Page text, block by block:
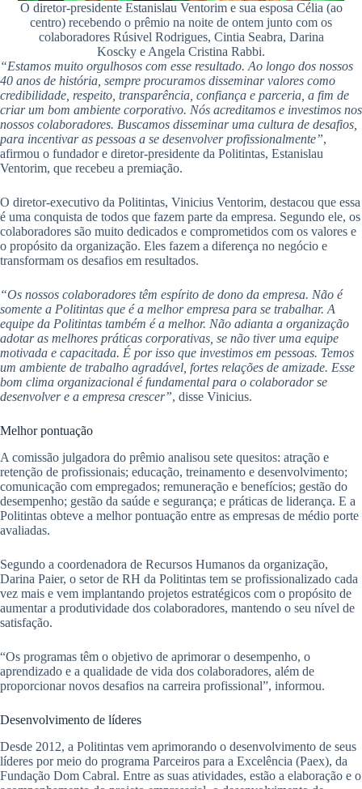
O diretor-presidente Estanislau Ventorim e sua esposa Célia (ao
centro) recebendo o prêmio na noite de ontem junto com os
colaboradores Rúsivel Rodrigues, Cintia Seabra, Darina
Koscky e Angela Cristina Rabbi.
“Estamos muito orgulhosos com esse resultado. Ao longo dos nossos
40 anos de história, sempre procuramos disseminar valores como
credibilidade, respeito, transparência, confiança e parceria, a fim de
criar um bom ambiente corporativo. Nós acreditamos e investimos nos
nossos colaboradores. Buscamos disseminar uma cultura de desafios,
para incentivar as pessoas a se desenvolver profissionalmente”,
afirmou o fundador e diretor-presidente da Politintas, Estanislau
Ventorim, que recebeu a premiação.
O diretor-executivo da Politintas, Vinicius Ventorim, destacou que essa
é uma conquista de todos que fazem parte da empresa. Segundo ele, os
colaboradores são muito dedicados e comprometidos com os valores e
o propósito da organização. Eles fazem a diferença no negócio e
transformam os desafios em resultados.
“Os nossos colaboradores têm espírito de dono da empresa. Não é
somente a Politintas que é a melhor empresa para se trabalhar. A
equipe da Politintas também é a melhor. Não adianta a organização
adotar as melhores práticas corporativas, se não tiver uma equipe
motivada e capacitada. É por isso que investimos em pessoas. Temos
um ambiente de trabalho agradável, fortes relações de amizade. Esse
bom clima organizacional é fundamental para o colaborador se
desenvolver e a empresa crescer”, disse Vinicius.
Melhor pontuação
A comissão julgadora do prêmio analisou sete quesitos: atração e
retenção de profissionais; educação, treinamento e desenvolvimento;
comunicação com empregados; remuneração e benefícios; gestão do
desempenho; gestão da saúde e segurança; e práticas de liderança. E a
Politintas obteve a melhor pontuação entre as empresas de médio porte
avaliadas.
Segundo a coordenadora de Recursos Humanos da organização,
Darina Paier, o setor de RH da Politintas tem se profissionalizado cada
vez mais e vem implantando projetos estratégicos com o propósito de
aumentar a produtividade dos colaboradores, mantendo o seu nível de
satisfação.
“Os programas têm o objetivo de aprimorar o desempenho, o
aprendizado e a qualidade de vida dos colaboradores, além de
proporcionar novos desafios na carreira profissional”, informou.
Desenvolvimento de líderes
Desde 2012, a Politintas vem aprimorando o desenvolvimento de seus
líderes por meio do programa Parceiros para a Excelência (Paex), da
Fundação Dom Cabral. Entre as suas atividades, estão a elaboração e o